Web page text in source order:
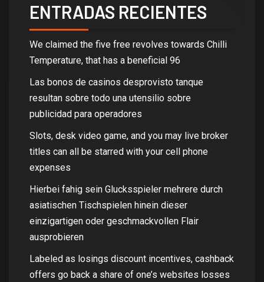
ENTRADAS RECIENTES
We claimed the five free revolves towards Chilli
Temperature, that has a beneficial 96
Las bonos de casinos desprovisto tanque
resultan sobre todo una utensilio sobre
publicidad para operadores
Slots, desk video game, and you may live broker
titles can all be starred with your cell phone
expenses
Hierbei fahig sein Glucksspieler mehrere durch
asiatischen Tischspielen hinein dieser
einzigartigen oder geschmackvollen Flair
ausprobieren
Labeled as losings discount incentives, cashback
offers go back a share of one’s websites losses